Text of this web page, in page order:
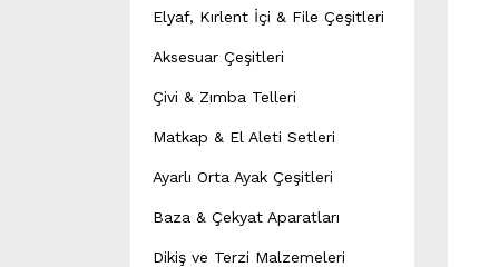
Elyaf, Kırlent İçi & File Çeşitleri
Aksesuar Çeşitleri
Çivi & Zımba Telleri
Matkap & El Aleti Setleri
Ayarlı Orta Ayak Çeşitleri
Baza & Çekyat Aparatları
Dikiş ve Terzi Malzemeleri